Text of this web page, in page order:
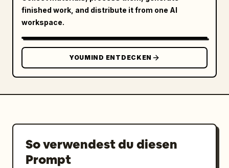
          {
            "label": "Code-Analyse &
Kommentare",
            "icon": "oranges Dokument mit
Lupe",
            "description": "Komplexen Code
schnell verstehen, automatisch Kommentare und
Action-Tags: Automatische Kommentare, Logik-
          }
        ]
finished work, and distribute it from one AI
workspace.
YOUMIND ENTDECKEN
So verwendest du diesen
Prompt